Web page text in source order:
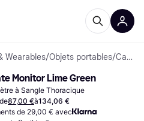
Wearables/Objets portables/ Cardiofréquencemètres à Sangle Thoracique
Monitor Lime Green
à Sangle Thoracique
87,00 €à134,06 €
de 29,00 € avec